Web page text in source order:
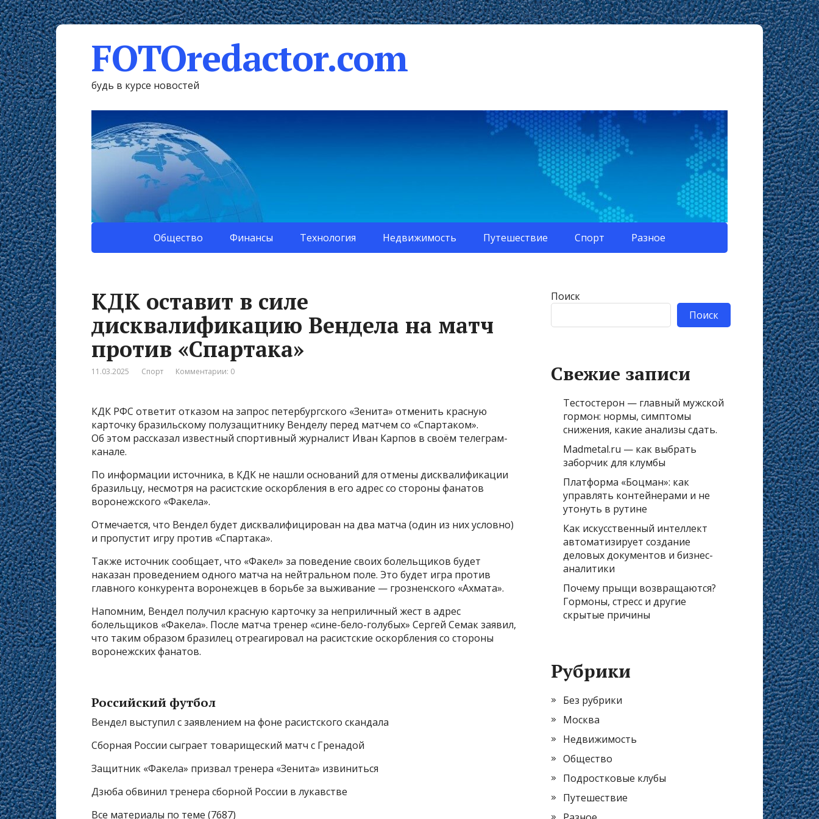
FOTOredactor.com
будь в курсе новостей
Общество Финансы Технология Недвижимость Путешествие Спорт Разное
КДК оставит в силе
дисквалификацию Вендела на матч
против «Спартака»
11.03.2025 Спорт Комментарии: 0
КДК РФС ответит отказом на запрос петербургского «Зенита» отменить красную
карточку бразильскому полузащитнику Венделу перед матчем со «Спартаком».
Об этом рассказал известный спортивный журналист Иван Карпов в своём телеграм-
канале.
По информации источника, в КДК не нашли оснований для отмены дисквалификации
бразильцу, несмотря на расистские оскорбления в его адрес со стороны фанатов
воронежского «Факела».
Отмечается, что Вендел будет дисквалифицирован на два матча (один из них условно)
и пропустит игру против «Спартака».
Также источник сообщает, что «Факел» за поведение своих болельщиков будет
наказан проведением одного матча на нейтральном поле. Это будет игра против
главного конкурента воронежцев в борьбе за выживание — грозненского «Ахмата».
Напомним, Вендел получил красную карточку за неприличный жест в адрес
болельщиков «Факела». После матча тренер «сине-бело-голубых» Сергей Семак заявил,
что таким образом бразилец отреагировал на расистские оскорбления со стороны
воронежских фанатов.
Российский футбол
Вендел выступил с заявлением на фоне расистского скандала
Сборная России сыграет товарищеский матч с Гренадой
Защитник «Факела» призвал тренера «Зенита» извиниться
Дзюба обвинил тренера сборной России в лукавстве
Все материалы по теме (7687)
Поиск
Поиск
Свежие записи
Тестостерон — главный мужской
гормон: нормы, симптомы
снижения, какие анализы сдать.
Madmetal.ru — как выбрать
заборчик для клумбы
Платформа «Боцман»: как
управлять контейнерами и не
утонуть в рутине
Как искусственный интеллект
автоматизирует создание
деловых документов и бизнес-
аналитики
Почему прыщи возвращаются?
Гормоны, стресс и другие
скрытые причины
Рубрики
Без рубрики
Москва
Недвижимость
Общество
Подростковые клубы
Путешествие